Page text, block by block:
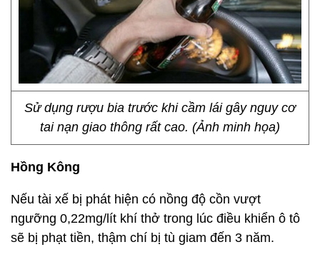
Sử dụng rượu bia trước khi cầm lái gây nguy cơ
tai nạn giao thông rất cao. (Ảnh minh họa)
Hồng Kông
Nếu tài xế bị phát hiện có nồng độ cồn vượt
ngưỡng 0,22mg/lít khí thở trong lúc điều khiển ô tô
sẽ bị phạt tiền, thậm chí bị tù giam đến 3 năm.